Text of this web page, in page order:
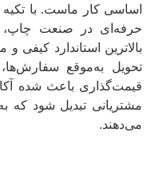
اساسی کار ماست. با
حرفه‌ای در صنعت چاپ،
بالاترین استاندارد
تحویل به‌موقع
قیمت‌گذاری باعث شده
مشتریانی تبدیل شود که
می‌دهند.